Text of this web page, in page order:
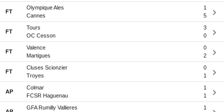
FT
Olympique Ales
1
Cannes
5
FT
Tours
3
OC Cesson
0
FT
Valence
0
Martigues
2
FT
Cluses Scionzier
0
Troyes
1
AP
Colmar
1
FCSR Haguenau
1
GFA Rumilly Vallieres
1